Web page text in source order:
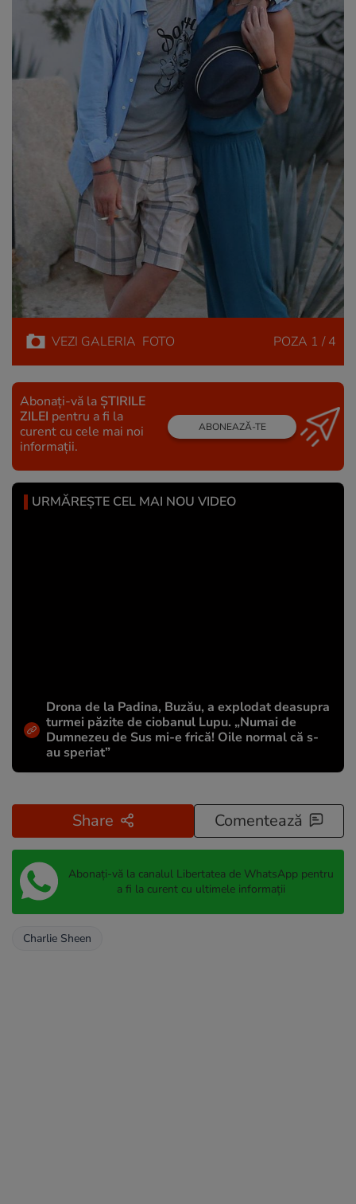
VEZI GALERIA FOTO POZA 1 / 4
Abonați-vă la ȘTIRILE
ZILEI pentru a fi la
curent cu cele mai noi
informații.
ABONEAZĂ-TE
URMĂREȘTE CEL MAI NOU VIDEO
Drona de la Padina, Buzău, a explodat deasupra
turmei păzite de ciobanul Lupu. „Numai de
Dumnezeu de Sus mi-e frică! Oile normal că s-
au speriat”
Share Comentează
Abonați-vă la canalul Libertatea de WhatsApp pentru
a fi la curent cu ultimele informații
Charlie Sheen